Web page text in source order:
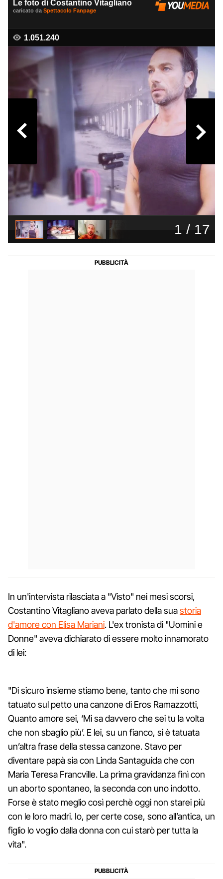
In un'intervista rilasciata a "Visto" nei mesi scorsi,
Costantino Vitagliano aveva parlato della suastoria
d'amore con Elisa Mariani. L'ex tronista di "Uomini e
Donne" aveva dichiarato di essere molto innamorato
di lei:
"Di sicuro insieme stiamo bene, tanto che mi sono
tatuato sul petto una canzone di Eros Ramazzotti,
Quanto amore sei, ‘Mi sa davvero che sei tu la volta
che non sbaglio più’. E lei, su un fianco, si è tatuata
un’altra frase della stessa canzone. Stavo per
diventare papà sia con Linda Santaguida che con
Maria Teresa Francville. La prima gravidanza finì con
un aborto spontaneo, la seconda con uno indotto.
Forse è stato meglio così perchè oggi non starei più
con le loro madri. Io, per certe cose, sono all’antica, un
figlio lo voglio dalla donna con cui starò per tutta la
vita".